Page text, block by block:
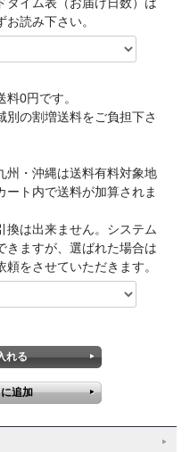
読み下さい。
0円です。
の割増送料をご負担下さ
州・沖縄は送料有料対象地
ト内で送料が加算されま
換は出来ません。システム
きますが、選ばれた場合は
をさせていただきます。